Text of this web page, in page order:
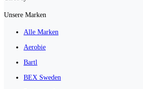
Unsere Marken
Alle Marken
Aerobie
Bartl
BEX Sweden